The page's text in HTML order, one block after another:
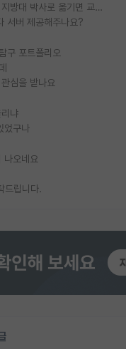
SSH 박사과정을 그만두고 지방대 박사로 옮기면 교수의 꿈은 끝일까요?
서버 제공해주나요?
구 포트폴리오
심을 받나요
냐
었구나
나오네요
드립니다.